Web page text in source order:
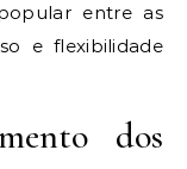
entre as
e flexibilidade
dos